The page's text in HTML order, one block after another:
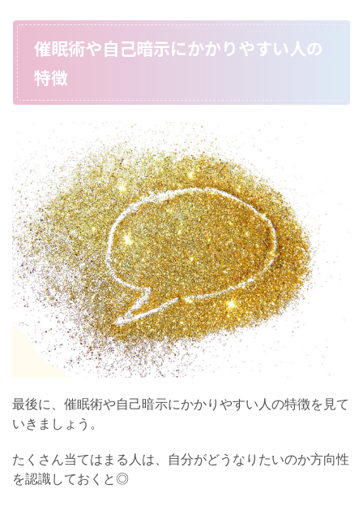
催眠術や自己暗示にかかりやすい人の
特徴
最後に、催眠術や自己暗示にかかりやすい人の特徴を見て
いきましょう。
たくさん当てはまる人は、自分がどうなりたいのか方向性
を認識しておくと◎